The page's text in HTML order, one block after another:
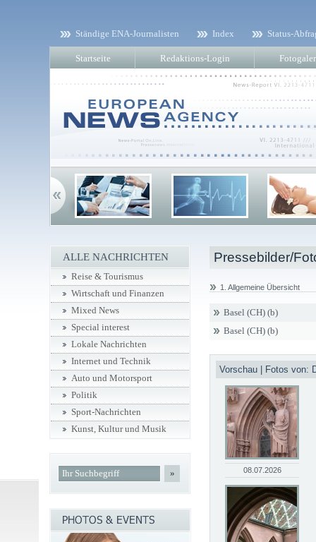
Ständige ENA-Journalisten Index Status-
Startseite Redaktions-Login
Pressebilder/
1. Allgemeine Übersicht
Basel (CH) (b)
Basel (CH) (b)
Vorschau | Fotos von:
08.07.2026
ALLE NACHRICHTEN
Reise & Tourismus
Wirtschaft und Finanzen
Mixed News
Special interest
Lokale Nachrichten
Internet und Technik
Auto und Motorsport
Politik
Sport-Nachrichten
Kunst, Kultur und Musik
»